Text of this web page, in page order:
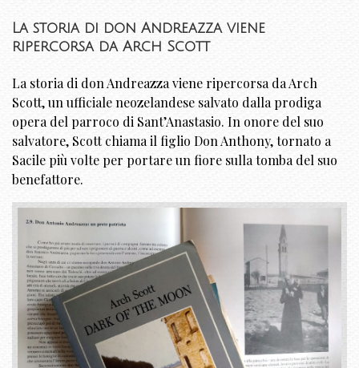
La storia di don Andreazza viene
ripercorsa da Arch Scott
La storia di don Andreazza viene ripercorsa da Arch
Scott, un ufficiale neozelandese salvato dalla prodiga
opera del parroco di Sant’Anastasio. In onore del suo
salvatore, Scott chiama il figlio Don Anthony, tornato a
Sacile più volte per portare un fiore sulla tomba del suo
benefattore.